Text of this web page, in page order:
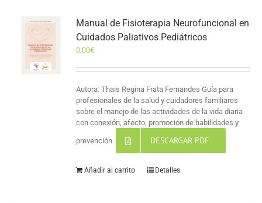
Manual de Fisioterapia Neurofuncional en
Cuidados Paliativos Pediátricos
0,00€
Autora: Thais Regina Frata Fernandes Guía para
profesionales de la salud y cuidadores familiares
sobre el manejo de las actividades de la vida diaria
con conexión, afecto, promoción de habilidades y
prevención. DESCARGAR PDF
Añadir al carrito Detalles